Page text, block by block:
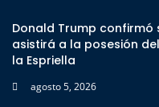
Donald Trump
asistirá a la posesión
la Espriella
agosto 5, 2026